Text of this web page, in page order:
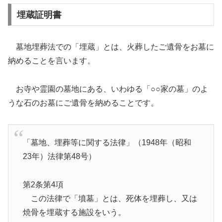
埋蔵証明書
墓地埋葬法での「埋蔵」とは、火葬したご遺骨をお墓に
納めることを言います。
お寺や霊園の墓地にある、いわゆる「○○家の墓」のよ
うな石のお墓にご遺骨を納めることです。
「墓地、埋葬等に関する法律」（1948年（昭和
23年）法律第48号）
第2条第4項
この法律で「墳墓」とは、死体を埋葬し、又は
焼骨を埋蔵する施設をいう。